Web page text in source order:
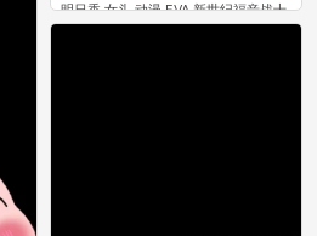
明日香 女头 动漫 EVA 新世纪福音战士
Asuka 壁纸